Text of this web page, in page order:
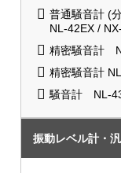
普通騒音計 (
NL-42EX /
精密騒音計
精密騒音計
騒音計 NL-
振動レベル計・